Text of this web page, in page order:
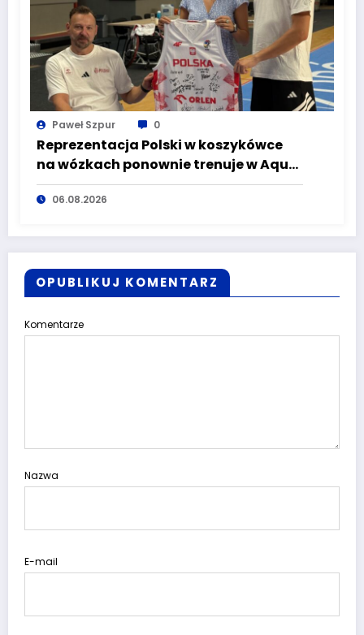
Paweł Szpur 0
Reprezentacja Polski w koszykówce
na wózkach ponownie trenuje w Aqua
Zdrój Wałbrzych. Przed Biało-
Czerwonymi Mistrzostwa Świata
06.08.2026
OPUBLIKUJ KOMENTARZ
Komentarze
Nazwa
E-mail